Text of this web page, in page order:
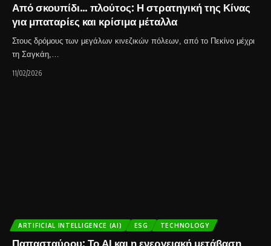
Από σκουπίδι… πλούτος: Η στρατηγική της Κίνας
για μπαταρίες και κρίσιμα μέταλλα
Στους δρόμους των μεγάλων κινεζικών πόλεων, από το Πεκίνο μέχρι
τη Σαγκάη,…
11/02/2026
ARTIFICIAL INTELLIGENCE (AI) ESG TECHNOLOGY
Παπασταύρου: Το ΑΙ και η ενεργειακή μετάβαση